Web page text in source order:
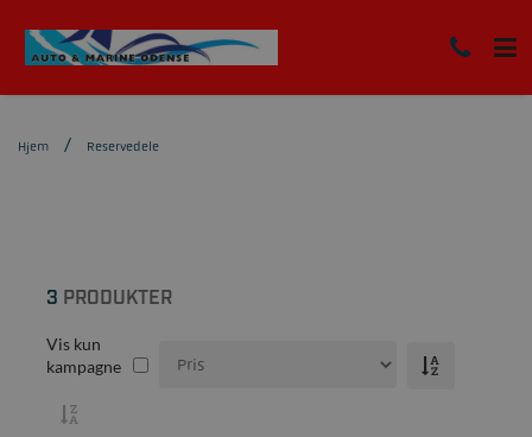
Hjem Reservedele
3 PRODUKTER
Vis kun
kampagne